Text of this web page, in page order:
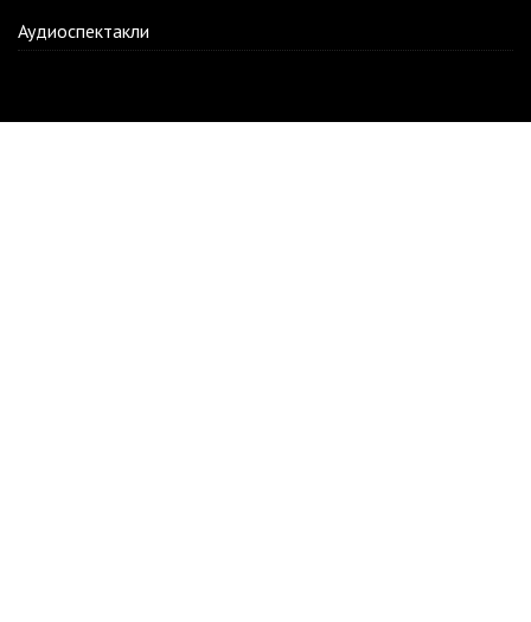
Аудиоспектакли